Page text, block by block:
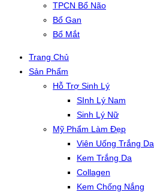
TPCN Bổ Não
Bổ Gan
Bổ Mắt
Trang Chủ
Sản Phẩm
Hỗ Trợ Sinh Lý
SInh Lý Nam
Sinh Lý Nữ
Mỹ Phẩm Làm Đẹp
Viên Uống Trắng Da
Kem Trắng Da
Collagen
Kem Chống Nắng